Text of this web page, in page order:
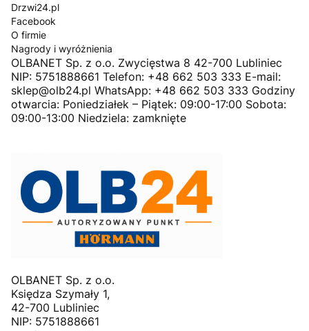
Drzwi24.pl
Facebook
O firmie
Nagrody i wyróżnienia
OLBANET Sp. z o.o. Zwycięstwa 8 42-700 Lubliniec
NIP: 5751888661 Telefon: +48 662 503 333 E-mail:
sklep@olb24.pl WhatsApp: +48 662 503 333 Godziny
otwarcia: Poniedziałek – Piątek: 09:00-17:00 Sobota:
09:00-13:00 Niedziela: zamknięte
OLBANET Sp. z o.o.
Księdza Szymały 1,
42-700 Lubliniec
NIP: 5751888661